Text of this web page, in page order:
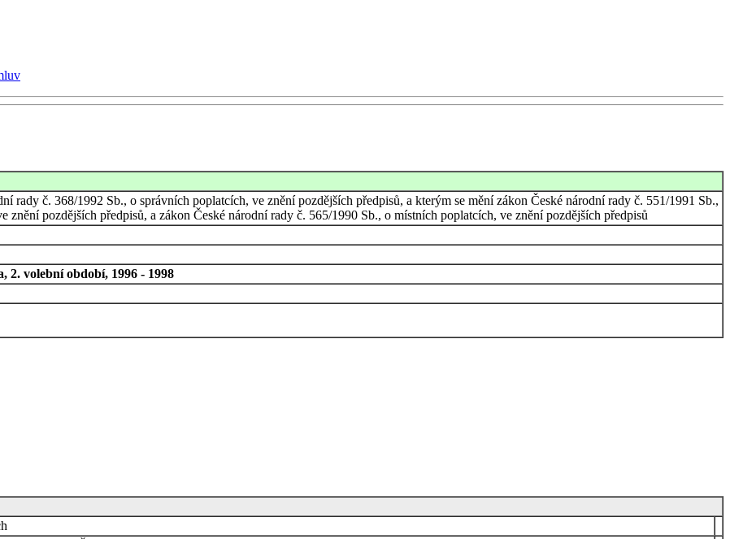
rady č. 368/1992 Sb., o správních poplatcích, ve znění pozdějších předpisů, a kterým se mění zákon České národní rady č. 551/1991 Sb.,
pozdějších předpisů, a zákon České národní rady č. 565/1990 Sb., o místních poplatcích, ve znění pozdějších předpisů
2. volební období, 1996 - 1998